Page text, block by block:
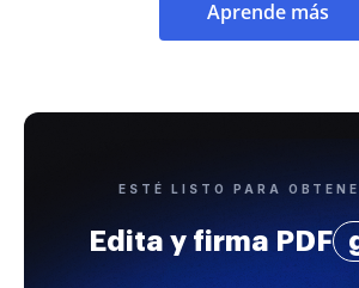
Aprende más
ESTÉ LISTO PARA
Edita y firma PDF